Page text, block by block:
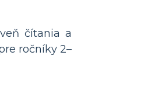
čítania a
ročníky 2–